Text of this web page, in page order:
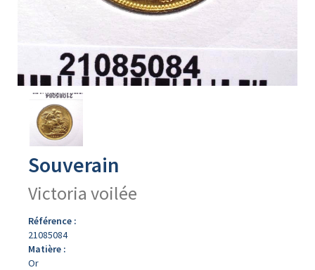
Avers
produit
Souverain
Victoria voilée
Référence :
21085084
Matière :
Or